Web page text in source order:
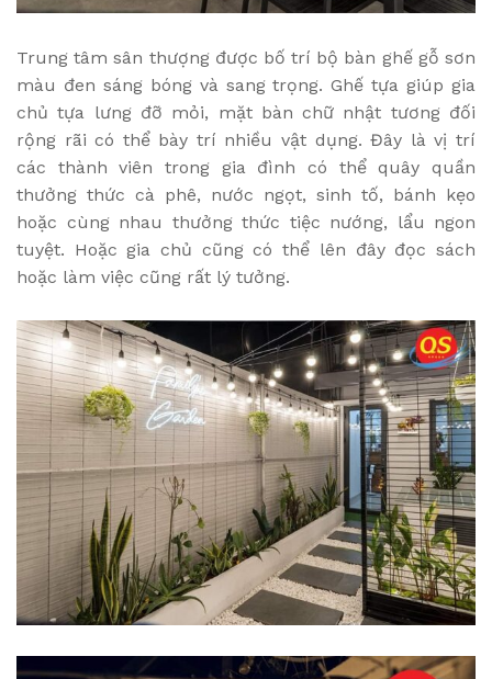
Trung tâm sân thượng được bố trí bộ bàn ghế gỗ sơn
màu đen sáng bóng và sang trọng. Ghế tựa giúp gia
chủ tựa lưng đỡ mỏi, mặt bàn chữ nhật tương đối
rộng rãi có thể bày trí nhiều vật dụng. Đây là vị trí
các thành viên trong gia đình có thể quây quần
thưởng thức cà phê, nước ngọt, sinh tố, bánh kẹo
hoặc cùng nhau thưởng thức tiệc nướng, lẩu ngon
tuyệt. Hoặc gia chủ cũng có thể lên đây đọc sách
hoặc làm việc cũng rất lý tưởng.